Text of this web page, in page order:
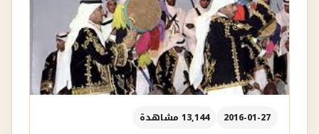
2016-01-27 13,144 مشاهدة